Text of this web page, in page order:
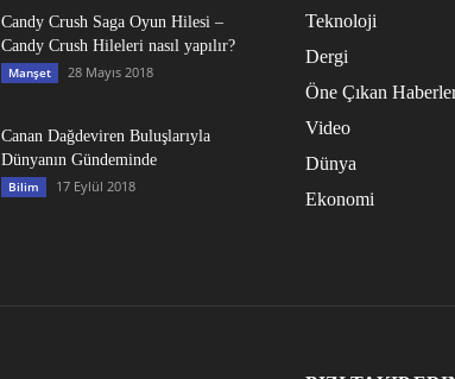
Candy Crush Saga Oyun Hilesi –
Candy Crush Hileleri nasıl yapılır?
Manşet 28 Mayıs 2018
Canan Dağdeviren Buluşlarıyla
Dünyanın Gündeminde
Bilim 17 Eylül 2018
Teknoloji
Dergi
Öne Çıkan
Video
Dünya
Ekonomi